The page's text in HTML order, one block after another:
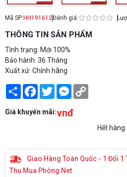
Mã SP: HH191612Đánh giá:
THÔNG TIN SẢN PHẨM
Tình trạng: Mới 100%
Bảo hành: 36 Tháng
Xuất xứ: Chính hãng
Share Facebook
TwitterMessenger
Giá khuyến mãi:vnđ
Hết hàng
Giao Hàng Toàn Quốc - 1 Đổi
Thu Mua Phòng Net